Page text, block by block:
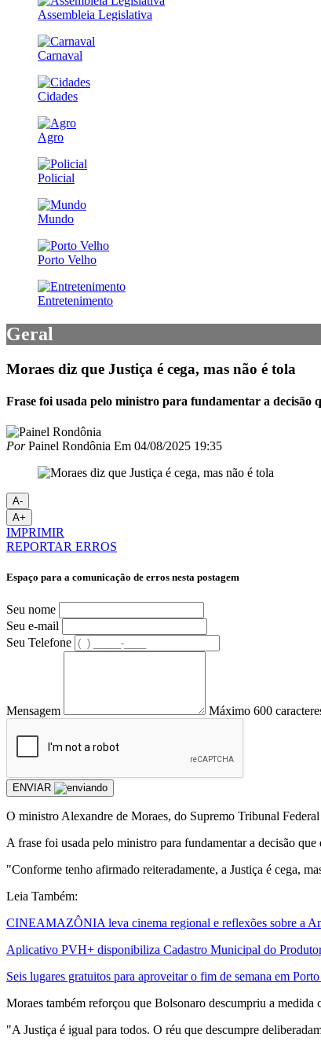
Assembleia Legislativa
Carnaval
Cidades
Agro
Policial
Mundo
Porto Velho
Entretenimento
Geral
Moraes diz que Justiça é cega, mas não é tola
Frase foi usada pelo ministro para fundamentar a
PorPainel Rondônia Em 04/08/2025 19:35
A-
A+
IMPRIMIR
REPORTAR ERROS
Espaço para a comunicação de erros nesta postagem
Seu nome
Seu e-mail
Seu Telefone
Mensagem Máximo 600
ENVIAR
O ministro Alexandre de Moraes, do Supremo Tribunal
A frase foi usada pelo ministro para fundamentar a decisão
"Conforme tenho afirmado reiteradamente, a Justiça é cega,
Leia Também:
CINEAMAZÔNIA leva cinema regional e reflexões sobre a
Aplicativo PVH+ disponibiliza Cadastro Municipal do
Seis lugares gratuitos para aproveitar o fim de semana em
Moraes também reforçou que Bolsonaro descumpriu a medida
"A Justiça é igual para todos. O réu que descumpre